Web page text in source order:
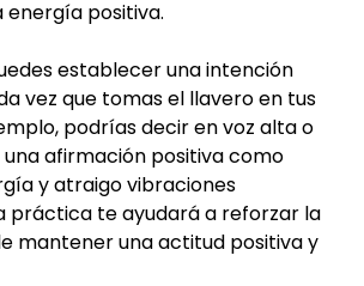
positiva.
establecer una intención
vez que tomas el llavero en tus
podrías decir en voz alta o
afirmación positiva como
y atraigo vibraciones
práctica te ayudará a reforzar la
mantener una actitud positiva y